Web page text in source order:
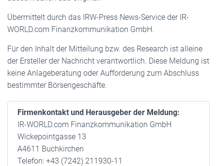
Übermittelt durch das IRW-Press News-Service der IR-
WORLD.com Finanzkommunikation GmbH.
Für den Inhalt der Mitteilung bzw. des Research ist alleine
der Ersteller der Nachricht verantwortlich. Diese Meldung ist
keine Anlageberatung oder Aufforderung zum Abschluss
bestimmter Börsengeschäfte.
Firmenkontakt und Herausgeber der Meldung:
IR-WORLD.com Finanzkommunikation GmbH
Wickepointgasse 13
A4611 Buchkirchen
Telefon: +43 (7242) 211930-11